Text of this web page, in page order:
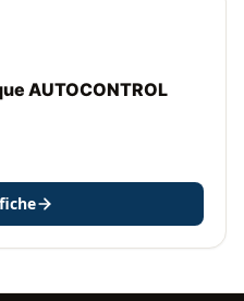
AUTOCONTROL